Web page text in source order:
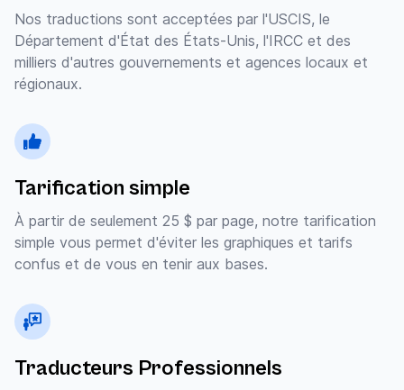
Nos traductions sont acceptées par l'USCIS, le
Département d'État des États-Unis, l'IRCC et des
milliers d'autres gouvernements et agences locaux et
régionaux.
Tarification simple
À partir de seulement 25 $ par page, notre tarification
simple vous permet d'éviter les graphiques et tarifs
confus et de vous en tenir aux bases.
Traducteurs Professionnels